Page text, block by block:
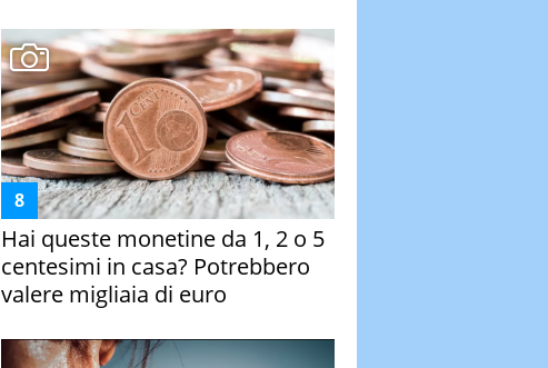
Hai queste monetine da 1, 2 o 5
centesimi in casa? Potrebbero
valere migliaia di euro